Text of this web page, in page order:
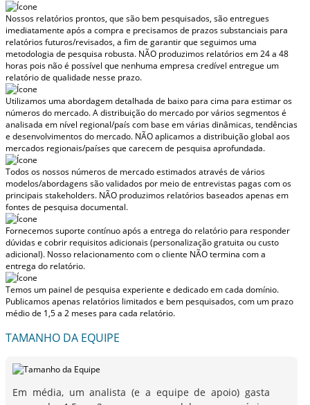
Nossos relatórios prontos, que são bem pesquisados, são entregues
imediatamente após a compra e precisamos de prazos substanciais para
relatórios futuros/revisados, a fim de garantir que seguimos uma
metodologia de pesquisa robusta. NÃO produzimos relatórios em 24 a 48
horas pois não é possível que nenhuma empresa credível entregue um
relatório de qualidade nesse prazo.
Utilizamos uma abordagem detalhada de baixo para cima para estimar os
números do mercado. A distribuição do mercado por vários segmentos é
analisada em nível regional/país com base em várias dinâmicas, tendências
e desenvolvimentos do mercado. NÃO aplicamos a distribuição global aos
mercados regionais/paísesque carecem de pesquisa aprofundada.
Todos os nossos números de mercado estimados através de vários
modelos/abordagens são validados por meio de entrevistas pagas com os
principais stakeholders. NÃO produzimos relatórios baseados apenas em
fontes de pesquisa documental.
Fornecemos suporte contínuo após a entrega do relatório para responder
dúvidas e cobrir requisitos adicionais (personalização gratuita ou custo
adicional). Nosso relacionamento com o cliente NÃO termina com a
entrega do relatório.
Temos um painel de pesquisa experiente e dedicado em cada domínio.
Publicamos apenas relatórios limitados e bem pesquisados, com um prazo
médio de 1,5 a 2 meses para cada relatório.
TAMANHO DA EQUIPE
Em média, um analista (e a equipe de apoio) gasta